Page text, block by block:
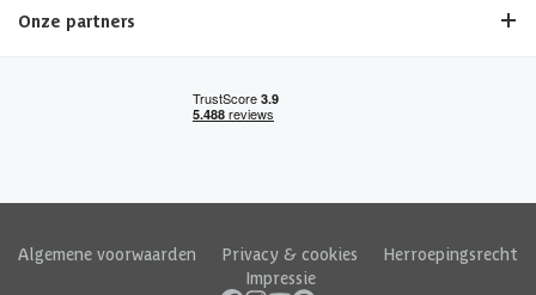
Onze partners
Algemene voorwaarden Privacy & cookies
Herroepingsrecht
Impressie